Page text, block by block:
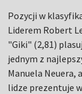
Pozycji w
Liderem Robert
"Giki" (2,81)
jednym z
Manuela Neuera,
lidze prezentuje